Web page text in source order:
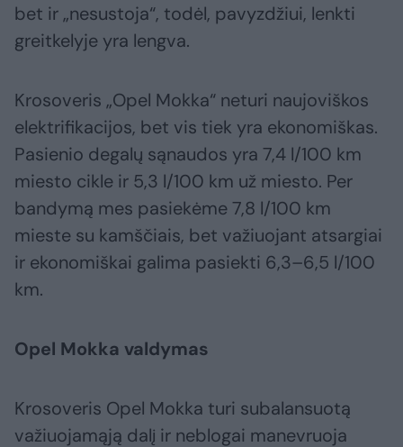
bet ir „nesustoja“, todėl, pavyzdžiui, lenkti
greitkelyje yra lengva.
Krosoveris „Opel Mokka“ neturi naujoviškos
elektrifikacijos, bet vis tiek yra ekonomiškas.
Pasienio degalų sąnaudos yra 7,4 l/100 km
miesto cikle ir 5,3 l/100 km už miesto. Per
bandymą mes pasiekėme 7,8 l/100 km
mieste su kamščiais, bet važiuojant atsargiai
ir ekonomiškai galima pasiekti 6,3–6,5 l/100
km.
Opel Mokka valdymas
Krosoveris Opel Mokka turi subalansuotą
važiuojamąją dalį ir neblogai manevruoja